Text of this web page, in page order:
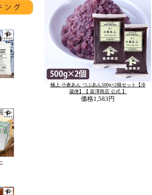
極上 小倉あん つぶあん500g×2個セット【冷
蔵便】【 富澤商店 公式 】
価格1,583円